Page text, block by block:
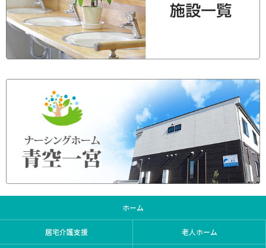
ホーム
居宅介護支援 老人ホーム